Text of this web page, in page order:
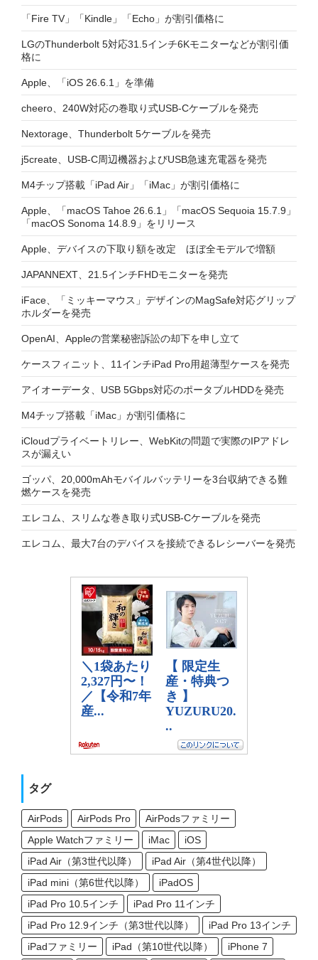
「Fire TV」「Kindle」「Echo」が割引価格に
LGのThunderbolt 5対応31.5インチ6Kモニターなどが割引価
格に
Apple、「iOS 26.6.1」を準備
cheero、240W対応の巻取り式USB-Cケーブルを発売
Nextorage、Thunderbolt 5ケーブルを発売
j5create、USB-C周辺機器およびUSB急速充電器を発売
M4チップ搭載「iPad Air」「iMac」が割引価格に
Apple、「macOS Tahoe 26.6.1」「macOS Sequoia 15.7.9」
「macOS Sonoma 14.8.9」をリリース
Apple、デバイスの下取り額を改定 ほぼ全モデルで増額
JAPANNEXT、21.5インチFHDモニターを発売
iFace、「ミッキーマウス」デザインのMagSafe対応グリップ
ホルダーを発売
OpenAI、Appleの営業秘密訴訟の却下を申し立て
ケースフィニット、11インチiPad Pro用超薄型ケースを発売
アイオーデータ、USB 5Gbps対応のポータブルHDDを発売
M4チップ搭載「iMac」が割引価格に
iCloudプライベートリレー、WebKitの問題で実際のIPアドレ
スが漏えい
ゴッパ、20,000mAhモバイルバッテリーを3台収納できる難
燃ケースを発売
エレコム、スリムな巻き取り式USB-Cケーブルを発売
エレコム、最大7台のデバイスを接続できるレシーバーを発売
タグ
AirPods AirPods Pro
AirPodsファミリー
Apple Watchファミリー
iMac
iOS
iPad Air（第3世代以降）
iPad Air（第4世代以降）
iPad mini（第6世代以降）
iPadOS
iPad Pro 10.5インチ
iPad Pro 11インチ
iPad Pro 12.9インチ（第3世代以降）
iPad Pro 13インチ
iPadファミリー
iPad（第10世代以降）
iPhone 7